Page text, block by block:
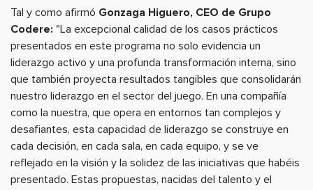
Tal y como afirmó Gonzaga Higuero, CEO de Grupo
Codere: "La excepcional calidad de los casos prácticos
presentados en este programa no solo evidencia un
liderazgo activo y una profunda transformación interna, sino
que también proyecta resultados tangibles que consolidarán
nuestro liderazgo en el sector del juego. En una compañía
como la nuestra, que opera en entornos tan complejos y
desafiantes, esta capacidad de liderazgo se construye en
cada decisión, en cada sala, en cada equipo, y se ve
reflejado en la visión y la solidez de las iniciativas que habéis
presentado. Estas propuestas, nacidas del talento y el